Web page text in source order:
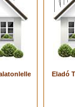
Eladó